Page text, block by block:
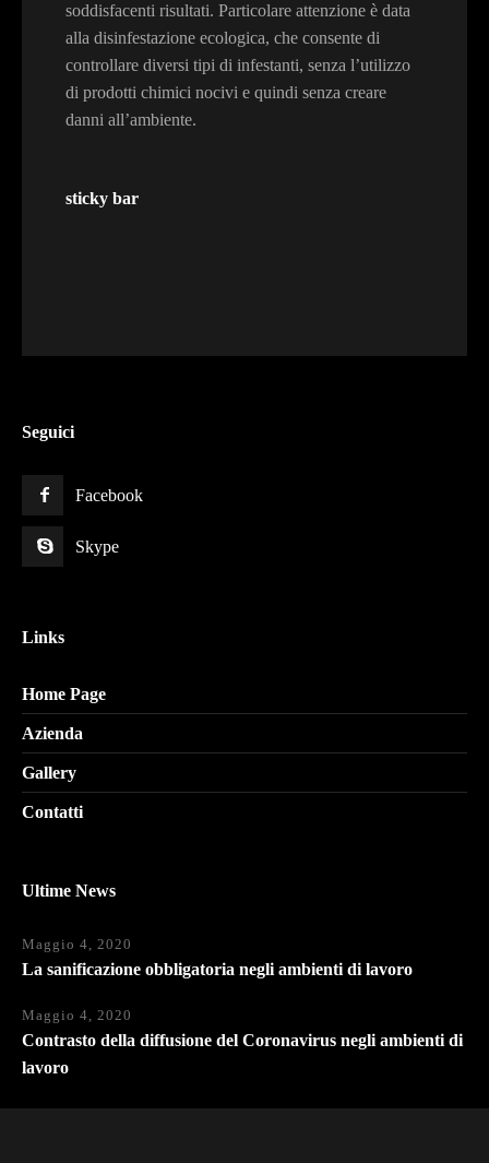
soddisfacenti risultati. Particolare attenzione è data
alla disinfestazione ecologica, che consente di
controllare diversi tipi di infestanti, senza l’utilizzo
di prodotti chimici nocivi e quindi senza creare
danni all’ambiente.
sticky bar
Seguici
Facebook
Skype
Links
Home Page
Azienda
Gallery
Contatti
Ultime News
Maggio 4, 2020
La sanificazione obbligatoria negli ambienti di lavoro
Maggio 4, 2020
Contrasto della diffusione del Coronavirus negli ambienti di
lavoro